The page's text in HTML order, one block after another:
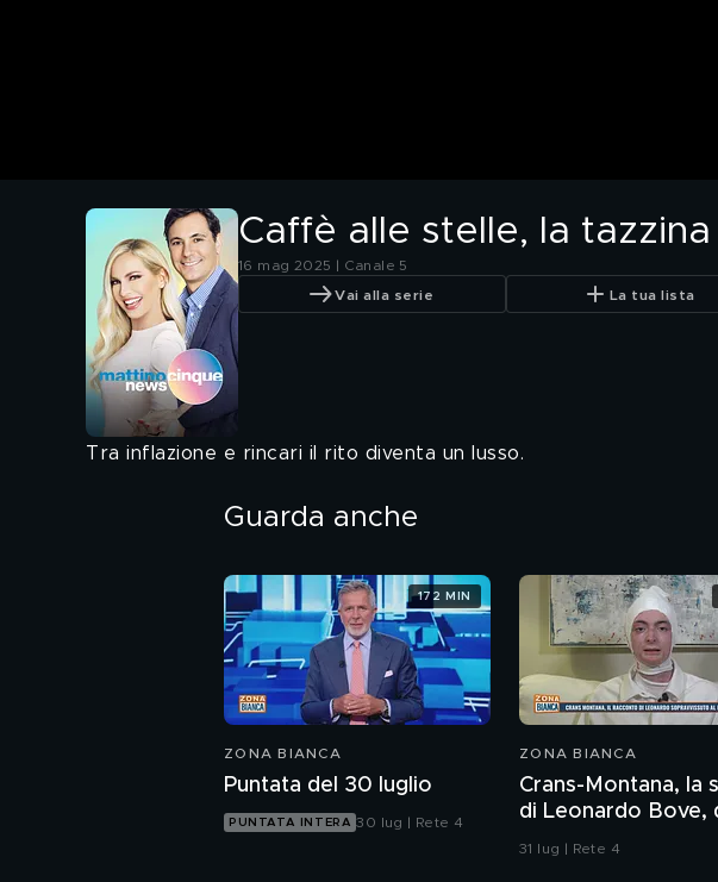
Caffè alle stelle, la
16 mag 2025 | Canale 5
Vai alla serie La tua lista
Tra inflazione e rincari il rito diventa un lusso.
Guarda anche
ZONA BIANCA
Puntata del 30 luglio
PUNTATA INTERA 30 lug | Rete 4
172 MIN
ZONA BIANCA
Crans-Montana, la
di Leonardo Bove,
per disperso nel
31 lug | Rete 4